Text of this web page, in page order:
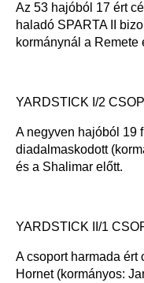
Az 53 hajóból 17 ért
haladó SPARTA II
kormánynál a Remete
YARDSTICK I/2
A negyven hajóból 19
diadalmaskodott
és a Shalimar előtt.
YARDSTICK II/1
A csoport harmada ért
Hornet (kormányos: